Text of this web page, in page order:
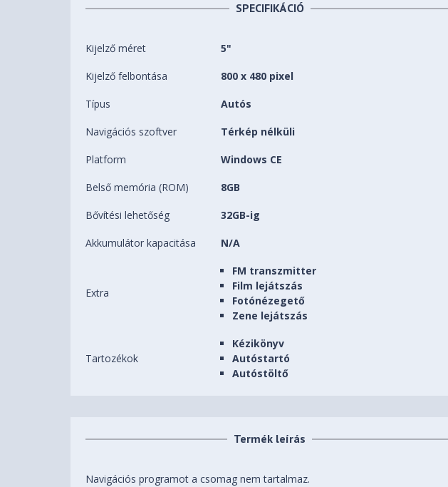
SPECIFIKÁCIÓ
Kijelző méret 5"
Kijelző felbontása 800 x 480 pixel
Típus Autós
Navigációs szoftver Térkép nélküli
Platform Windows CE
Belső memória (ROM) 8GB
Bővítési lehetőség 32GB-ig
Akkumulátor kapacitása N/A
Extra
FM transzmitter
Film lejátszás
Fotónézegető
Zene lejátszás
Tartozékok
Kézikönyv
Autóstartó
Autóstöltő
Termék leírás
Navigációs programot a csomag nem tartalmaz.